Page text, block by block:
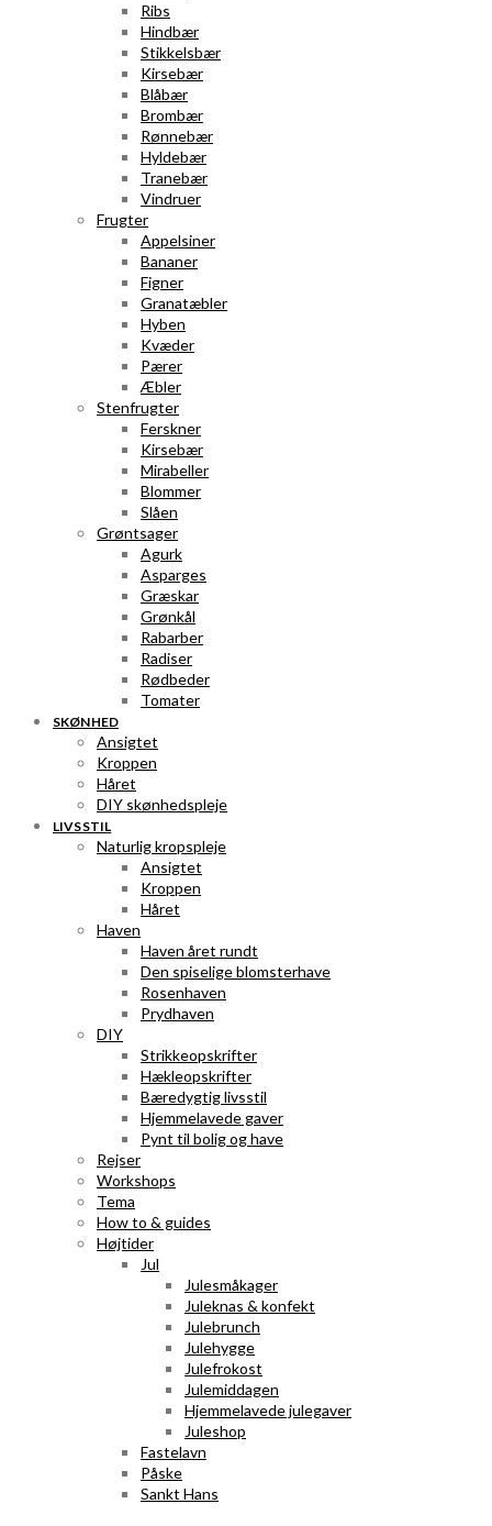
Ribs
Hindbær
Stikkelsbær
Kirsebær
Blåbær
Brombær
Rønnebær
Hyldebær
Tranebær
Vindruer
Frugter
Appelsiner
Bananer
Figner
Granatæbler
Hyben
Kvæder
Pærer
Æbler
Stenfrugter
Ferskner
Kirsebær
Mirabeller
Blommer
Slåen
Grøntsager
Agurk
Asparges
Græskar
Grønkål
Rabarber
Radiser
Rødbeder
Tomater
SKØNHED
Ansigtet
Kroppen
Håret
DIY skønhedspleje
LIVSSTIL
Naturlig kropspleje
Ansigtet
Kroppen
Håret
Haven
Haven året rundt
Den spiselige blomsterhave
Rosenhaven
Prydhaven
DIY
Strikkeopskrifter
Hækleopskrifter
Bæredygtig livsstil
Hjemmelavede gaver
Pynt til bolig og have
Rejser
Workshops
Tema
How to & guides
Højtider
Jul
Julesmåkager
Juleknas & konfekt
Julebrunch
Julehygge
Julefrokost
Julemiddagen
Hjemmelavede julegaver
Juleshop
Fastelavn
Påske
Sankt Hans